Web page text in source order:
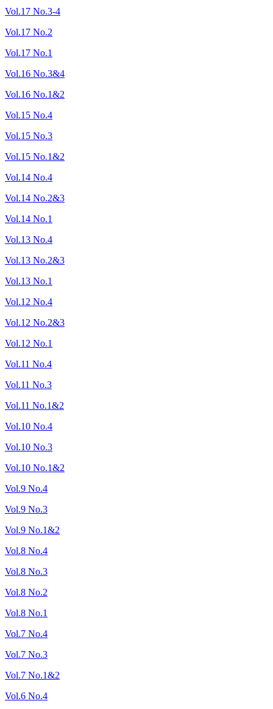
Vol.17 No.3-4
Vol.17 No.2
Vol.17 No.1
Vol.16 No.3&4
Vol.16 No.1&2
Vol.15 No.4
Vol.15 No.3
Vol.15 No.1&2
Vol.14 No.4
Vol.14 No.2&3
Vol.14 No.1
Vol.13 No.4
Vol.13 No.2&3
Vol.13 No.1
Vol.12 No.4
Vol.12 No.2&3
Vol.12 No.1
Vol.11 No.4
Vol.11 No.3
Vol.11 No.1&2
Vol.10 No.4
Vol.10 No.3
Vol.10 No.1&2
Vol.9 No.4
Vol.9 No.3
Vol.9 No.1&2
Vol.8 No.4
Vol.8 No.3
Vol.8 No.2
Vol.8 No.1
Vol.7 No.4
Vol.7 No.3
Vol.7 No.1&2
Vol.6 No.4